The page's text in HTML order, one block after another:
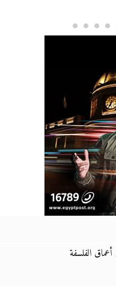
الفلسفة